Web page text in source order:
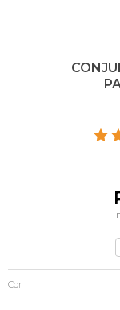
Cor